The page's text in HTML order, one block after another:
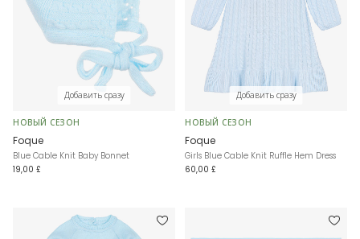
Добавить сразу
НОВЫЙ СЕЗОН
Foque
Blue Cable Knit Baby Bonnet
19,00 £
Добавить сразу
НОВЫЙ СЕЗОН
Foque
Girls Blue Cable Knit Ruffle Hem Dress
60,00 £